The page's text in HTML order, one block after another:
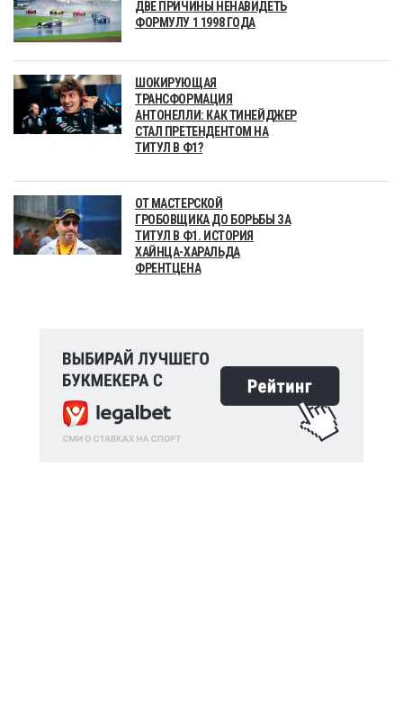
ДВЕ ПРИЧИНЫ НЕНАВИДЕТЬ
ФОРМУЛУ 1 1998 ГОДА
ШОКИРУЮЩАЯ
ТРАНСФОРМАЦИЯ
АНТОНЕЛЛИ: КАК ТИНЕЙДЖЕР
СТАЛ ПРЕТЕНДЕНТОМ НА
ТИТУЛ В Ф1?
ОТ МАСТЕРСКОЙ
ГРОБОВЩИКА ДО БОРЬБЫ ЗА
ТИТУЛ В Ф1. ИСТОРИЯ
ХАЙНЦА-ХАРАЛЬДА
ФРЕНТЦЕНА